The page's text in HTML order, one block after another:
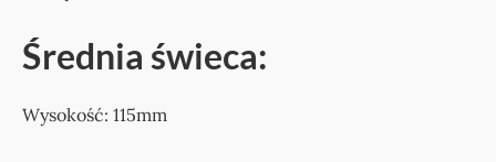
Średnia świeca:
Wysokość: 115mm